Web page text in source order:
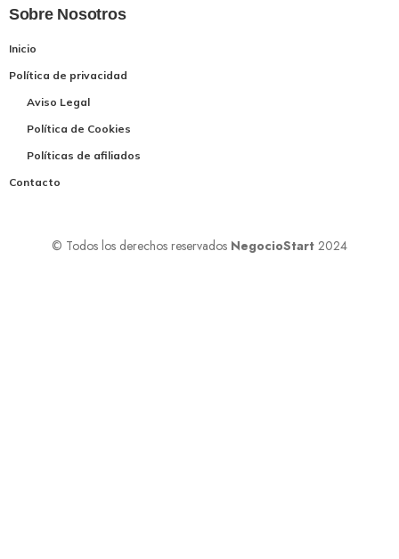
Sobre Nosotros
Inicio
Política de privacidad
Aviso Legal
Política de Cookies
Políticas de afiliados
Contacto
© Todos los derechos reservados NegocioStart 2024